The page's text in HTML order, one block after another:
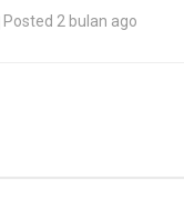
Posted 2 bulan ago